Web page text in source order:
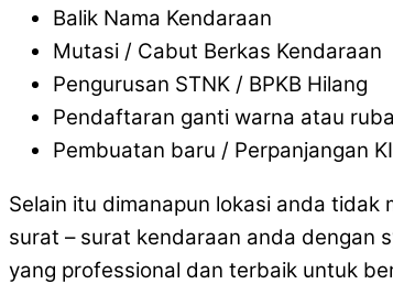
Balik Nama Kendaraan
Mutasi / Cabut Berkas Kendaraan
Pengurusan STNK / BPKB Hilang
Pendaftaran ganti warna atau
Pembuatan baru / Perpanjangan
Selain itu dimanapun lokasi anda tidak
surat – surat kendaraan anda dengan
yang professional dan terbaik untuk